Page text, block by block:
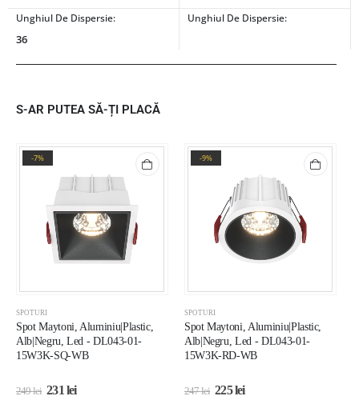
Unghiul De Dispersie:
36
Unghiul De Dispersie:
S-AR PUTEA SĂ-ȚI PLACĂ
-7%
SPOTURI
Spot Maytoni, Aluminiu|Plastic,
Alb|Negru, Led - DL043-01-
15W3K-SQ-WB
249lei 231lei
-9%
SPOTURI
Spot Maytoni, Aluminiu|Plastic,
Alb|Negru, Led - DL043-01-
15W3K-RD-WB
247lei 225lei